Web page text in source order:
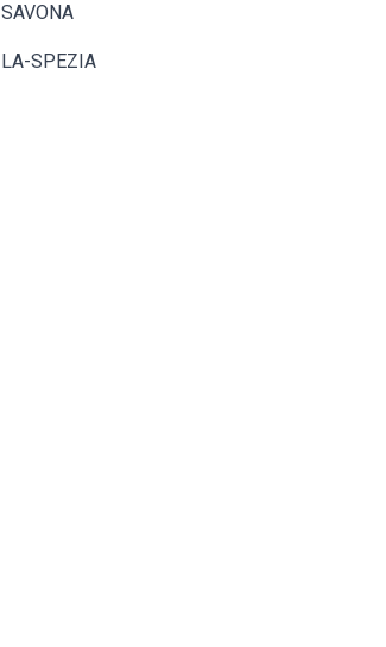
SAVONA
LA-SPEZIA